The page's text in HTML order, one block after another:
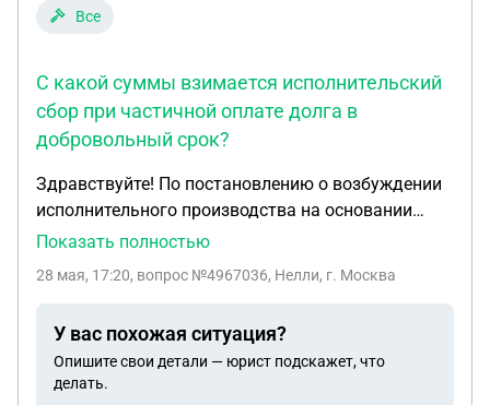
Все
С какой суммы взимается исполнительский
сбор при частичной оплате долга в
добровольный срок?
Здравствуйте! По постановлению о возбуждении
исполнительного производства на основании
решения суда (страховое возмещение в порядке
5 дней.Сумма большая,я внесла в 5-ти дневный
сумму буду обращаться в суд с заявлением на
рассрочку.Вопрос: с какой суммы будет
считаться исполнительский сбор 12% с полной
Показать полностью
28 мая, 17:20, вопрос №4967036, Нелли, г. Москва
У вас похожая ситуация?
Опишите свои детали — юрист подскажет, что
делать.